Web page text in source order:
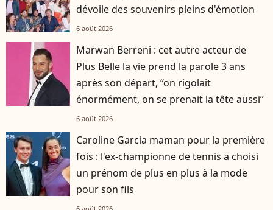
dévoile des souvenirs pleins d'émotion
6 août 2026
Marwan Berreni : cet autre acteur de
Plus Belle la vie prend la parole 3 ans
après son départ, “on rigolait
énormément, on se prenait la tête aussi”
6 août 2026
Caroline Garcia maman pour la première
fois : l'ex-championne de tennis a choisi
un prénom de plus en plus à la mode
pour son fils